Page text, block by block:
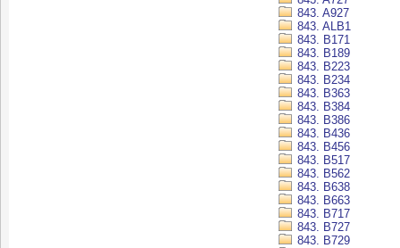
843. A927
843. ALB1
843. B171
843. B189
843. B223
843. B234
843. B363
843. B384
843. B386
843. B436
843. B456
843. B517
843. B562
843. B638
843. B663
843. B717
843. B727
843. B729